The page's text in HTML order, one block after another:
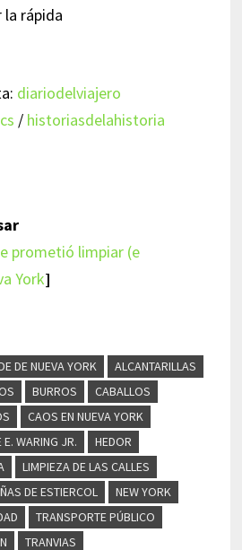
la rápida
diariodelviajero
/ historiasdelahistoria
prometió limpiar (e
York]
DE NUEVA YORK
ALCANTARILLAS
BURROS
CABALLOS
CAOS EN NUEVA YORK
E. WARING JR.
HEDOR
LIMPIEZA DE LAS CALLES
DE ESTIERCOL
NEW YORK
TRANSPORTE PÚBLICO
TRANVIAS